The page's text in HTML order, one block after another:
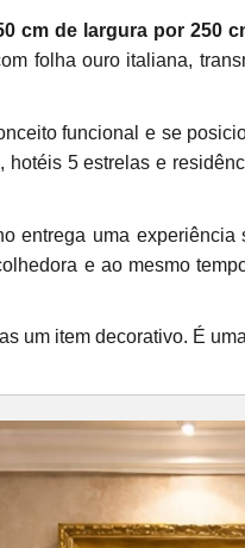
cm de largura por 250
folha ouro italiana,
funcional e se
hotéis 5 estrelas e
entrega uma
e ao mesmo
um item decorativo. É